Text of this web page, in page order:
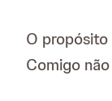
O
Comigo